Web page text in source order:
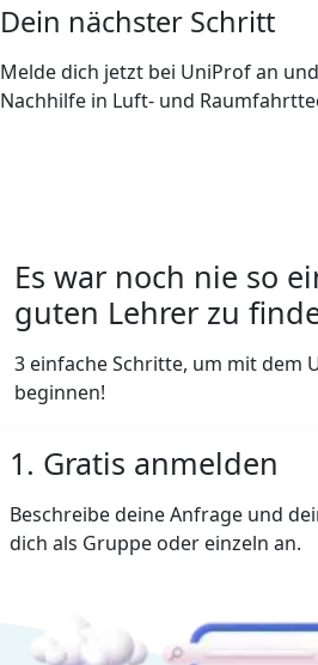
Dein nächster Schritt
Melde dich jetzt bei UniProf an
Nachhilfe in Luft- und
Es war noch nie so
guten Lehrer zu
3 einfache Schritte, um mit dem
beginnen!
1. Gratis anmelden
Beschreibe deine Anfrage und
dich als Gruppe oder einzeln an.